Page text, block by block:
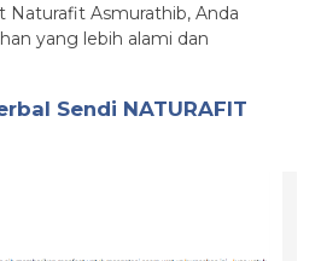
Naturafit Asmurathib, Anda
yang lebih alami dan
Sendi NATURAFIT